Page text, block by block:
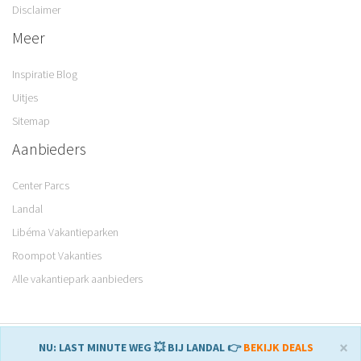
Disclaimer
Meer
Inspiratie Blog
Uitjes
Sitemap
Aanbieders
Center Parcs
Landal
Libéma Vakantieparken
Roompot Vakanties
Alle vakantiepark aanbieders
© 2008 – 2026 Parkvakanties. Gemaakt met♥in Sneek. ×
NU: LAST MINUTE WEG 💥 BIJ LANDAL 👉BEKIJK DEALS